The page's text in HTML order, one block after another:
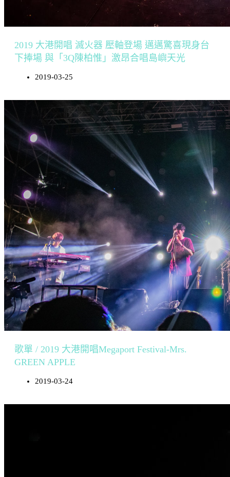
2019 大港開唱 滅火器 壓軸登場 邁邁驚喜現身台
下捧場 與「3Q陳柏惟」激昂合唱島嶼天光
2019-03-25
歌單 / 2019 大港開唱Megaport Festival-Mrs.
GREEN APPLE
2019-03-24